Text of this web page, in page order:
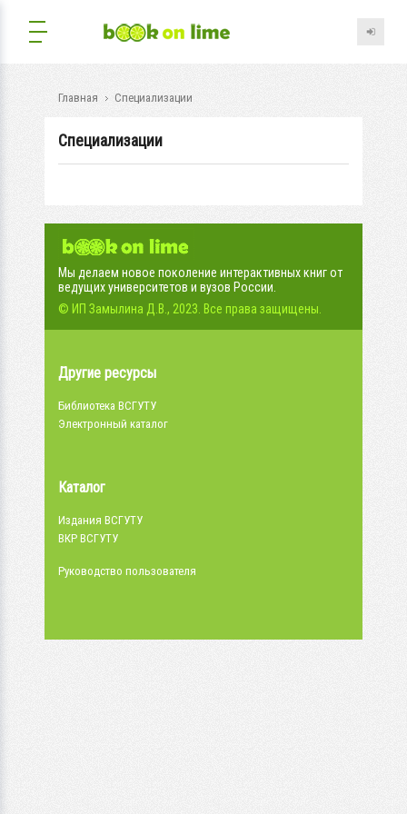
Главная Специализации
Специализации
Мы делаем новое поколение интерактивных книг от
ведущих университетов и вузов России.
© ИП Замылина Д.В., 2023. Все права защищены.
Другие ресурсы
Библиотека ВСГУТУ
Электронный каталог
Каталог
Издания ВСГУТУ
ВКР ВСГУТУ
Руководство пользователя